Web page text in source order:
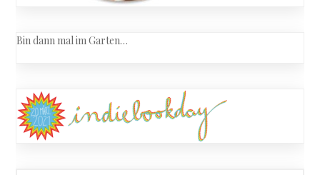
Bin dann mal im Garten…